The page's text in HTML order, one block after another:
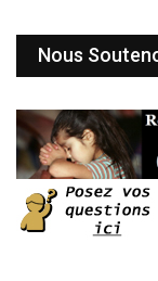
Nous